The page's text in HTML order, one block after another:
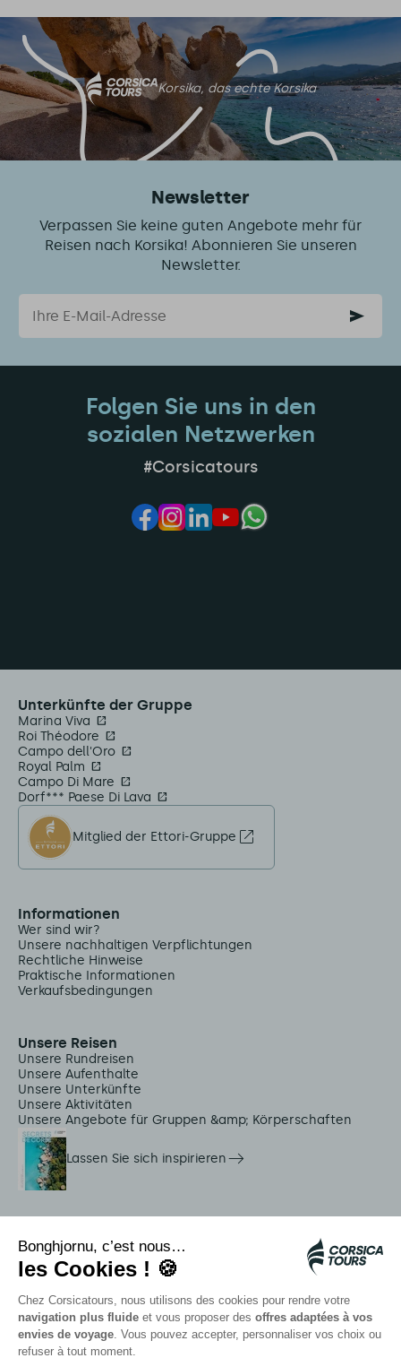
Korsika, das echte Korsika
Newsletter
Verpassen Sie keine guten Angebote mehr für
Reisen nach Korsika! Abonnieren Sie unseren
Newsletter.
Email
Folgen Sie uns in den
sozialen Netzwerken
#Corsicatours
Unterkünfte der Gruppe
Marina Viva
Roi Théodore
Campo dell'Oro
Royal Palm
Campo Di Mare
Dorf*** Paese Di Lava
Mitglied der Ettori-Gruppe
Informationen
Wer sind wir?
Unsere nachhaltigen Verpflichtungen
Rechtliche Hinweise
Praktische Informationen
Verkaufsbedingungen
Unsere Reisen
Unsere Rundreisen
Unsere Aufenthalte
Unsere Unterkünfte
Unsere Aktivitäten
Unsere Angebote für Gruppen &amp; Körperschaften
Lassen Sie sich inspirieren
Citadina Shuttles
Quallenalarm
Autocars rapides bleus
Kontaktieren Sie unsere Berater